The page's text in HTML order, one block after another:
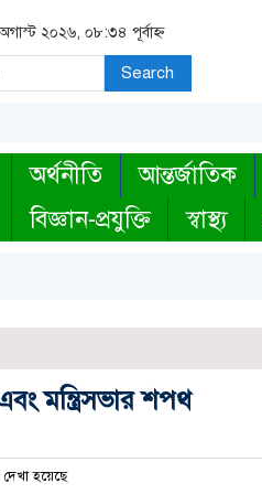
২০২৬, ০৮:৩৪ পূর্বাহ্ন
Search
অর্থনীতি আন্তর্জাতিক
বিজ্ঞান-প্রযুক্তি স্বাস্থ্য
মন্ত্রিসভার শপথ
হয়েছে